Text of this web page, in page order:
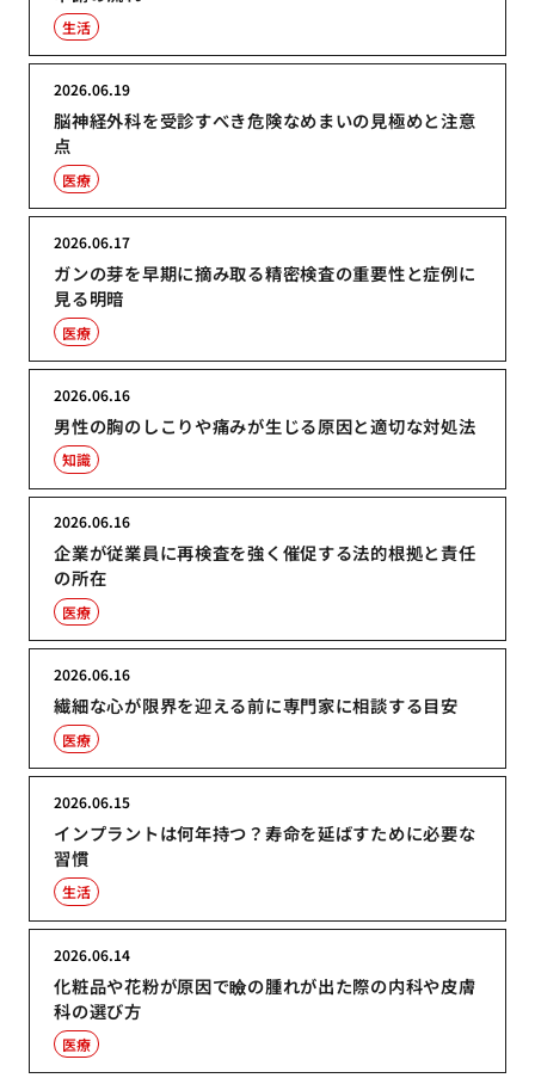
生活
脳神経外科を受診すべき危険なめまいの見極めと注意
点
2026.06.19
医療
ガンの芽を早期に摘み取る精密検査の重要性と症例に
見る明暗
2026.06.17
医療
男性の胸のしこりや痛みが生じる原因と適切な対処法
2026.06.16
知識
企業が従業員に再検査を強く催促する法的根拠と責任
の所在
2026.06.16
医療
繊細な心が限界を迎える前に専門家に相談する目安
2026.06.16
医療
インプラントは何年持つ？寿命を延ばすために必要な
習慣
2026.06.15
生活
化粧品や花粉が原因で瞼の腫れが出た際の内科や皮膚
科の選び方
2026.06.14
医療